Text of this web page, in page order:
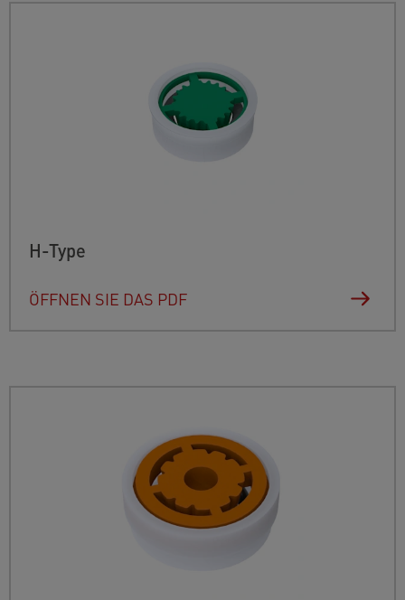
H-Type
ÖFFNEN SIE DAS PDF